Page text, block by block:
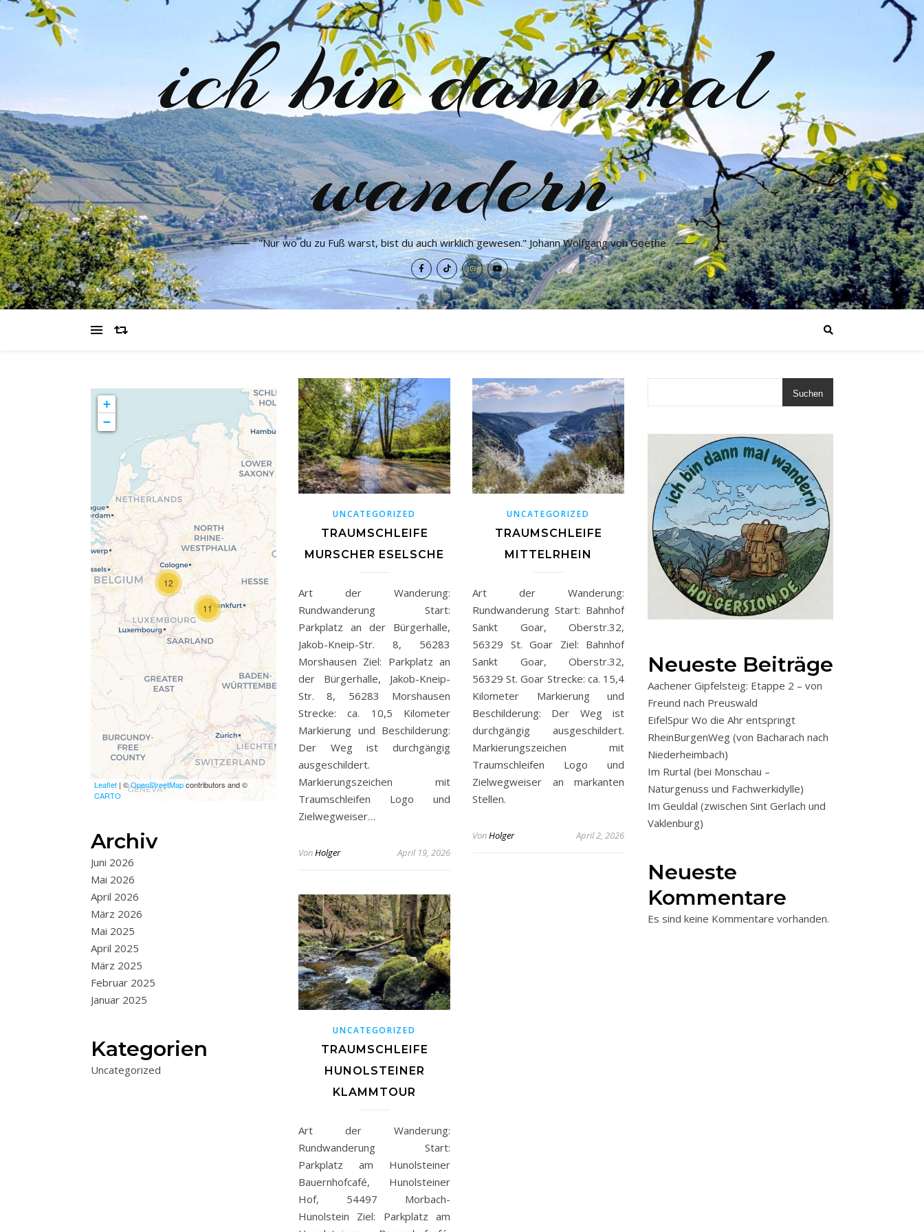
ich bin dann mal
wandern
"Nur wo du zu Fuß warst, bist du auch wirklich gewesen." Johann Wolfgang von Goethe
Travelers' Map wird
geladen …
Wenn du dies siehst,
nachdem deine Seite
vollständig geladen
wurde, fehlen leafletJS-
Dateien.
11
12
+
−
Leaflet | ©OpenStreetMapcontributors and ©
CARTO
Archiv
Juni 2026
Mai 2026
April 2026
März 2026
Mai 2025
April 2025
März 2025
Februar 2025
Januar 2025
Kategorien
Uncategorized
UNCATEGORIZED
TRAUMSCHLEIFE
MURSCHER ESELSCHE
Art der Wanderung:
Rundwanderung Start:
Parkplatz an der Bürgerhalle,
Jakob-Kneip-Str. 8, 56283
Morshausen Ziel: Parkplatz an
der Bürgerhalle, Jakob-Kneip-
Str. 8, 56283 Morshausen
Strecke: ca. 10,5 Kilometer
Markierung und Beschilderung:
Der Weg ist durchgängig
ausgeschildert.
Markierungszeichen mit
Traumschleifen Logo und
Zielwegweiser…
VonHolger April 19, 2026
UNCATEGORIZED
TRAUMSCHLEIFE
MITTELRHEIN
Art der Wanderung:
Rundwanderung Start: Bahnhof
Sankt Goar, Oberstr.32,
56329 St. Goar Ziel: Bahnhof
Sankt Goar, Oberstr.32,
56329 St. Goar Strecke: ca. 15,4
Kilometer Markierung und
Beschilderung: Der Weg ist
durchgängig ausgeschildert.
Markierungszeichen mit
Traumschleifen Logo und
Zielwegweiser an markanten
Stellen.
VonHolger April 2, 2026
UNCATEGORIZED
TRAUMSCHLEIFE
HUNOLSTEINER
KLAMMTOUR
Art der Wanderung:
Rundwanderung Start:
Parkplatz am Hunolsteiner
Bauernhofcafé, Hunolsteiner
Hof, 54497 Morbach-
Hunolstein Ziel: Parkplatz am
Suchen
Neueste Beiträge
Aachener Gipfelsteig: Etappe 2 – von
Freund nach Preuswald
EifelSpur Wo die Ahr entspringt
RheinBurgenWeg (von Bacharach nach
Niederheimbach)
Im Rurtal (bei Monschau –
Naturgenuss und Fachwerkidylle)
Im Geuldal (zwischen Sint Gerlach und
Vaklenburg)
Neueste
Kommentare
Es sind keine Kommentare vorhanden.